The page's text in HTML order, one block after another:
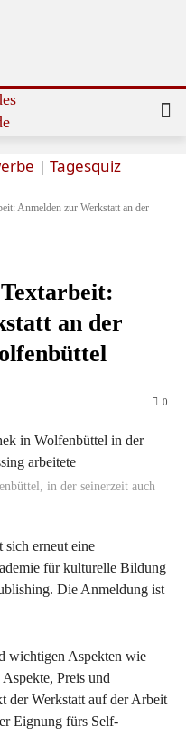
| Tagesquiz
Anmelden zur Werkstatt an der
an der
0
in der seinerzeit auch
sich erneut eine
für kulturelle Bildung
Die Anmeldung ist
wichtigen Aspekten wie
Preis und
der Werkstatt auf der Arbeit
Eignung fürs Self-